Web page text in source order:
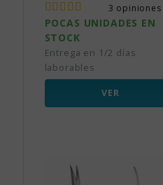
3 opiniones
POCAS UNIDADES EN
STOCK
Entrega en 1/2 días
laborables
VER